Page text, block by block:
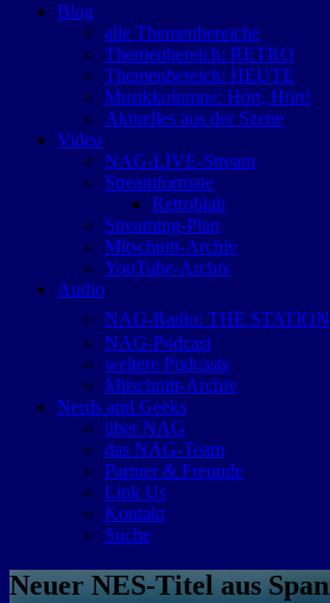
Blog
alle Themenbereiche
Themenbereich: RETRO
Themenbereich: HEUTE
Musikkolumne: Hört, Hört!
Aktuelles aus der Szene
Video
NAG-LIVE-Stream
Streamformate
Retroblah
Streaming-Plan
Mitschnitt-Archiv
YouTube-Archiv
Audio
NAG-Radio: THE STATION
NAG-Podcast
weitere Podcasts
Mitschnitt-Archiv
Nerds and Geeks
über NAG
das NAG-Team
Partner & Freunde
Link Us
Kontakt
Suche
Neuer NES-Titel aus